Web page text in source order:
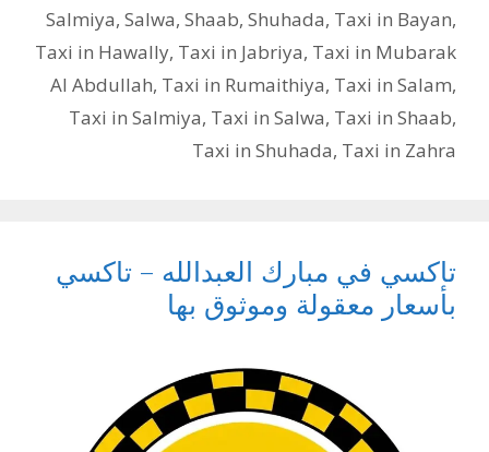
Salmiya, Salwa, Shaab, Shuhada, Taxi in Bayan,
Taxi in Hawally, Taxi in Jabriya, Taxi in Mubarak
Al Abdullah, Taxi in Rumaithiya, Taxi in Salam,
Taxi in Salmiya, Taxi in Salwa, Taxi in Shaab,
Taxi in Shuhada, Taxi in Zahra
تاكسي في مبارك العبدالله – تاكسي
بأسعار معقولة وموثوق بها